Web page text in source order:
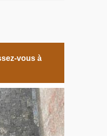
vous à